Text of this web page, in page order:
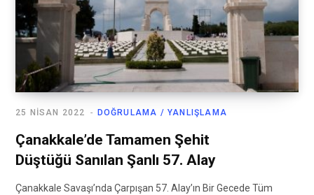
DOĞRULAMA / YANLIŞLAMA
25 NISAN 2022
Çanakkale’de Tamamen Şehit
Düştüğü Sanılan Şanlı 57. Alay
Çanakkale Savaşı’nda Çarpışan 57. Alay’ın Bir Gecede Tüm